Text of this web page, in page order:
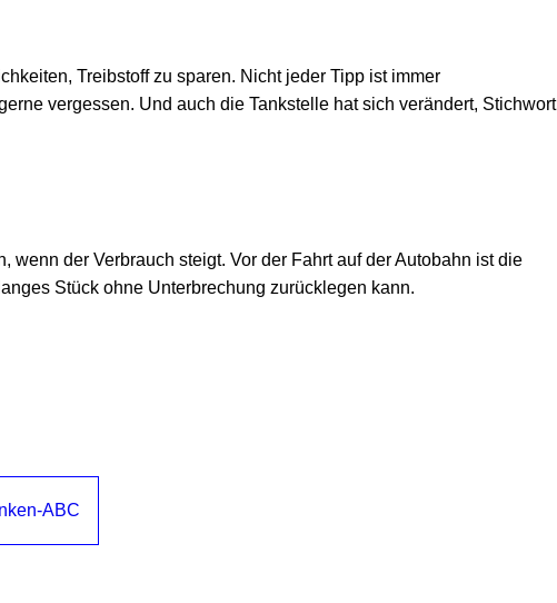
Treibstoff zu sparen. Nicht jeder Tipp ist immer
vergessen. Und auch die Tankstelle hat sich verändert, Stichwort
wenn der Verbrauch steigt. Vor der Fahrt auf der Autobahn ist die
Stück ohne Unterbrechung zurücklegen kann.
ABC